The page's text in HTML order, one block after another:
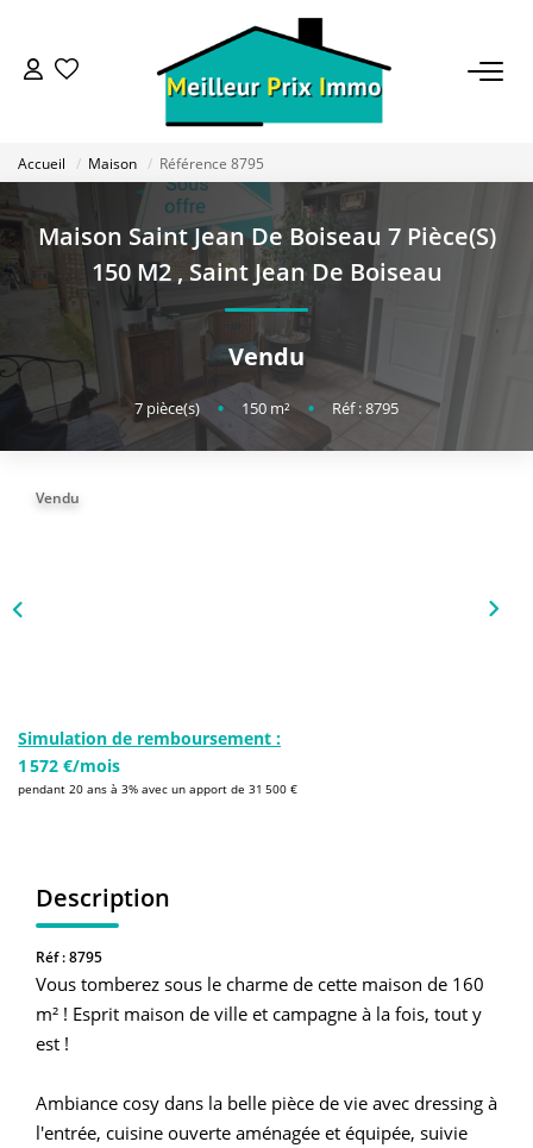
ACHETER
LOUER
VENDRE
ESTIMER
BAILLEUR
Accueil Maison Référence 8795
Maison Saint Jean De Boiseau 7 Pièce(s)
150 M2 , Saint Jean De Boiseau
Vendu
7 pièce(s) • 150 m² • Réf : 8795
Vendu
Simulation de remboursement :
1 572 €/mois
pendant 20 ans à 3% avec un apport de 31 500 €
Description
Réf : 8795
Vous tomberez sous le charme de cette maison de 160
m² ! Esprit maison de ville et campagne à la fois, tout y
est !
Ambiance cosy dans la belle pièce de vie avec dressing à
l'entrée, cuisine ouverte aménagée et équipée, suivie